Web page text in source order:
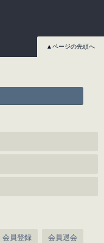
▲ページの先頭へ
会員登録 会員退会